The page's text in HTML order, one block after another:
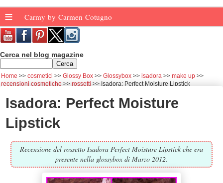
≡ Carmy by Carmen Cotugno
Cerca nel blog magazine
Home cosmetici Glossy Box Glossybox isadora
make up
recensioni cosmetiche
rossetti Isadora: Perfect Moisture Lipstick
Isadora: Perfect Moisture
Lipstick
Recensione del rossetto Isadora Perfect Moisture Lipstick che era
presente nella glossybox di Marzo 2012.